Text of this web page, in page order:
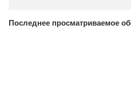
Последнее просматриваемое